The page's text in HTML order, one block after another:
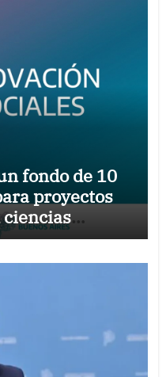
fondo de 10
proyectos